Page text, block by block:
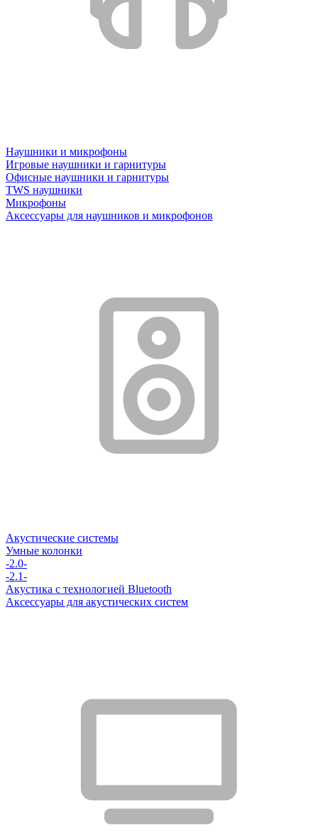
Наушники и микрофоны
Игровые наушники и гарнитуры
Офисные наушники и гарнитуры
TWS наушники
Микрофоны
Аксессуары для наушников и микрофонов
Акустические системы
Умные колонки
-2.0-
-2.1-
Акустика с технологией Bluetooth
Аксессуары для акустических систем